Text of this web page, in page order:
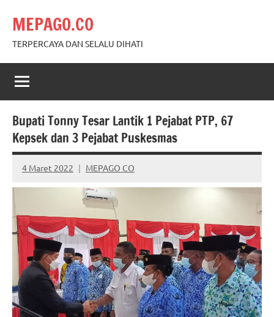
content
MEPAGO.CO
TERPERCAYA DAN SELALU DIHATI
Bupati Tonny Tesar Lantik 1 Pejabat PTP, 67
Kepsek dan 3 Pejabat Puskesmas
4 Maret 2022 MEPAGO CO
No
comments